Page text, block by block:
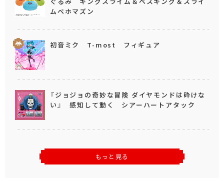
ムベホマズン
初音ミク T-most フィギュア
『ジョジョの奇妙な冒険 ダイヤモンドは砕けな
い』 感知して動く シアーハートアタック
もっと見る